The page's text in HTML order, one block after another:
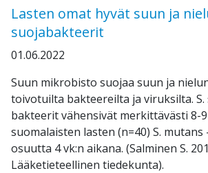
Lasten omat hyvät suun ja
suojabakteerit
01.06.2022
Suun mikrobisto suojaa suun ja
toivotuilta bakteereilta ja viruksilta. S.
bakteerit vähensivät merkittävästi 8-
suomalaisten lasten (n=40) S.
osuutta 4 vk:n aikana. (Salminen S.
Lääketieteellinen tiedekunta).